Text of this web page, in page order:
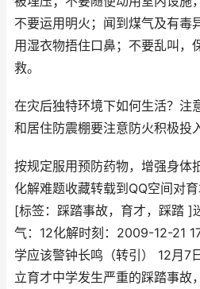
不要运用明火；闻到煤气及有毒
用湿衣物捂住口鼻；不要乱叫，
救。
在灾后独特环境下如何生活？注
和居住防震棚要注意防火积极投
按规定服用预防药物，增强身体
化解难题收藏转载到QQ空间对
[标签：踩踏事故，育才，踩踏 ]
气：12化解时刻：2009-12-21
学应该警钟长鸣（转引） 12月7
立育才中学发生严重的踩踏事故